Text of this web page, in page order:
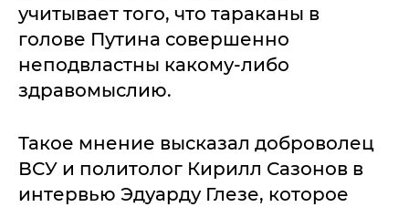
учитывает того, что тараканы в
голове Путина совершенно
неподвластны какому-либо
здравомыслию.
Такое мнение высказал доброволец
ВСУ и политолог Кирилл Сазонов в
интервью Эдуарду Глезе, которое